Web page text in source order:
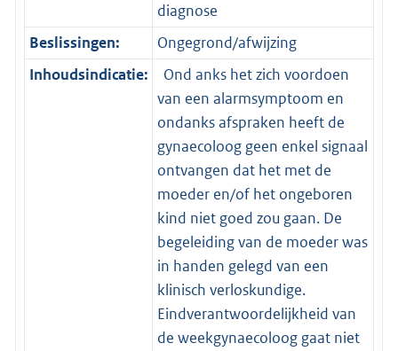
diagnose
Beslissingen:
Ongegrond/afwijzing
Inhoudsindicatie:
Ond anks het zich voordoen
van een alarmsymptoom en
ondanks afspraken heeft de
gynaecoloog geen enkel signaal
ontvangen dat het met de
moeder en/of het ongeboren
kind niet goed zou gaan. De
begeleiding van de moeder was
in handen gelegd van een
klinisch verloskundige.
Eindverantwoordelijkheid van
de weekgynaecoloog gaat niet